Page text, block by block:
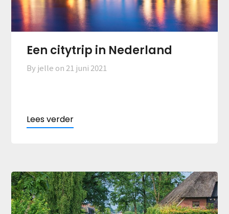
Een citytrip in Nederland
By jelle on 21 juni 2021